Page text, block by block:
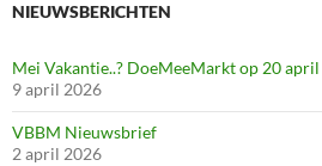
NIEUWSBERICHTEN
Mei Vakantie..? DoeMeeMarkt op 20 april
9 april 2026
VBBM Nieuwsbrief
2 april 2026